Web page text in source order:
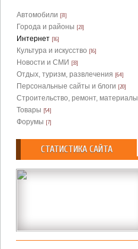
Автомобили [31]
Города и районы [23]
Интернет [16]
Культура и искусство [16]
Новости и СМИ [33]
Отдых, туризм, развлечения [64]
Персональные сайты и блоги [20]
Строительство, ремонт, материалы
Товары [54]
Форумы [7]
СТАТИСТИКА САЙТА